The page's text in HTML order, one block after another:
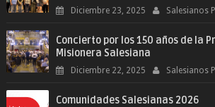
Diciembre 23, 2025 Salesianos
Concierto por los 150 años de la
Misionera Salesiana
Diciembre 22, 2025 Salesianos
Comunidades Salesianas 2026